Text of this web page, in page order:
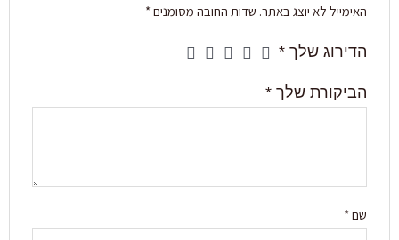
האימייל לא יוצג באתר. שדות החובה מסומנים*
הדירוג שלך*
הביקורת שלך*
שם*